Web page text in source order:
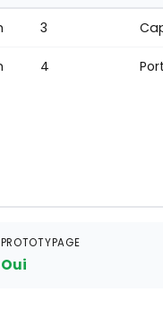
3
4
PROTOTYPAGE
Oui